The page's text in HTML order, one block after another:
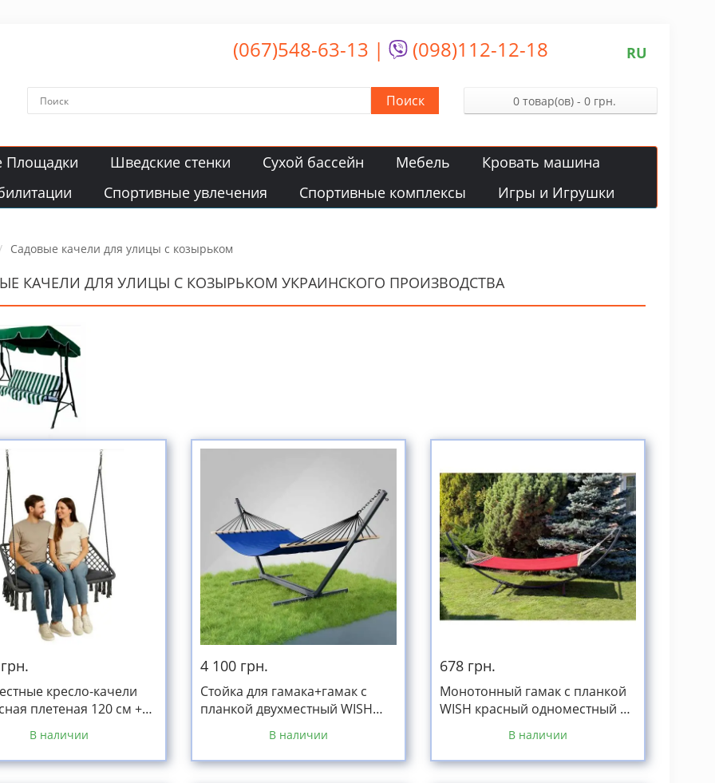
(067)548-63-13 | (098)112-12-18 RU
Поиск 0 товар(ов) - 0 грн.
Площадки Шведские стенки Сухой бассейн Мебель
Кровать машина
Спортивные увлечения Спортивные комплексы Игры и Игрушки
Садовые качели для улицы с козырьком
КАЧЕЛИ ДЛЯ УЛИЦЫ С КОЗЫРЬКОМ УКРАИНСКОГО ПРОИЗВОДСТВА
кресло-качели
плетеная 120 см +
В наличии
4 100 грн.
Стойка для гамака+гамак с
планкой двухместный WISH
В наличии
678 грн.
Монотонный гамак с планкой
WISH красный одноместный XL
В наличии